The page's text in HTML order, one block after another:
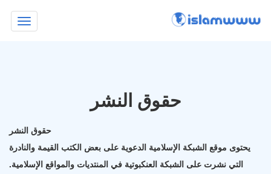
Toggle
navigation
حقوق النشر
حقوق النشر
يحتوى موقع الشبكة الإسلامية الدعوية على بعض الكتب القيمة والنادرة
التي نشرت على الشبكة العنكبوتية في المنتديات والمواقع الإسلامية.